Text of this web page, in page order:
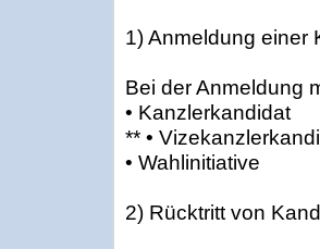
1) Anmeldung einer
Bei der Anmeldung
• Kanzlerkandidat
** •
• Wahlinitiative
2) Rücktritt von